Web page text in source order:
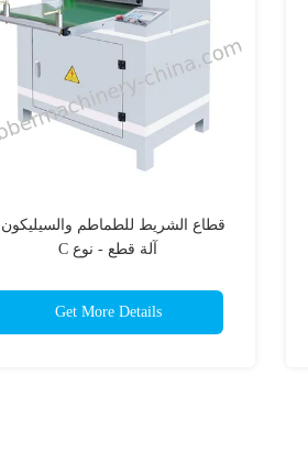
قطاع الشريط للطماطم
آلة قطع - نوع C
Get More Details